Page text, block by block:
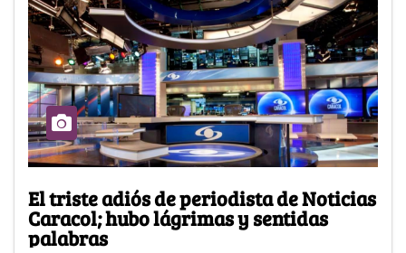
El triste adiós de periodista de Noticias
Caracol; hubo lágrimas y sentidas
palabras